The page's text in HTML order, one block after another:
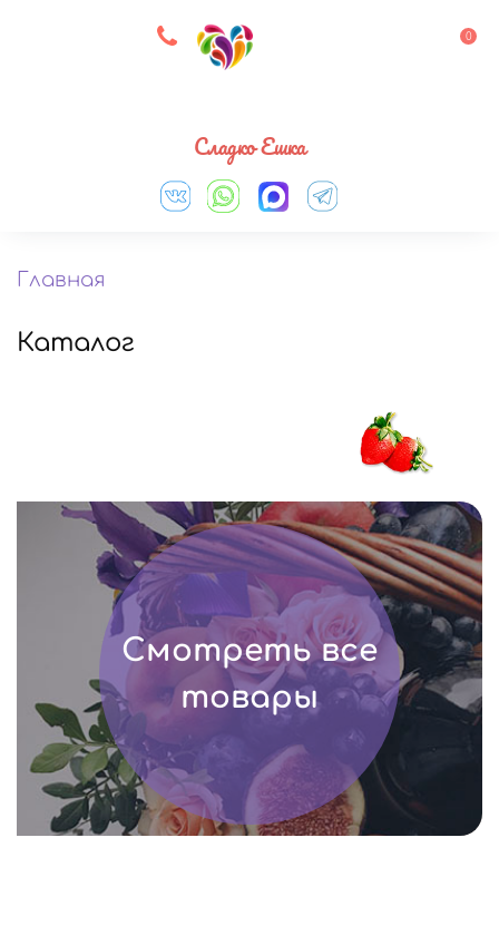
8 927 083 33 05 0
Сладко Ешка
Главная
Каталог
Смотреть все
товары